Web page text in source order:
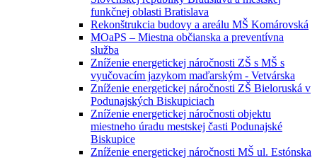
funkčnej oblasti Bratislava
Rekonštrukcia budovy a areálu MŠ Komárovská
MOaPS – Miestna občianska a preventívna
služba
Zníženie energetickej náročnosti ZŠ s MŠ s
vyučovacím jazykom maďarským - Vetvárska
Zníženie energetickej náročnosti ZŠ Bieloruská v
Podunajských Biskupiciach
Zníženie energetickej náročnosti objektu
miestneho úradu mestskej časti Podunajské
Biskupice
Zníženie energetickej náročnosti MŠ ul. Estónska